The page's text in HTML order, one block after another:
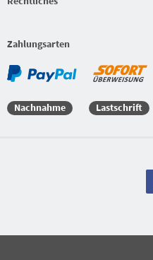
Versandkostenfreie Bestellung
Zahlungsarten
Nachnahme Lastschrift